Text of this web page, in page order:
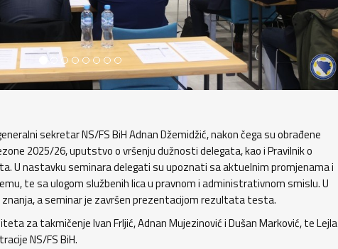
sekretar NS/FS BiH Adnan Džemidžić, nakon čega su obrađene
2025/26, uputstvo o vršenju dužnosti delegata, kao i Pravilnik o
U nastavku seminara delegati su upoznati sa aktuelnim promjenama i
te sa ulogom službenih lica u pravnom i administrativnom smislu. U
a seminar je završen prezentacijom rezultata testa.
za takmičenje Ivan Frljić, Adnan Mujezinović i Dušan Marković, te Lejla
NS/FS BiH.